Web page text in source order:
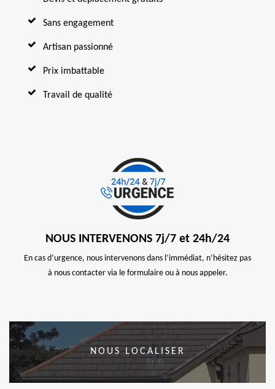
Sans engagement
Artisan passionné
Prix imbattable
Travail de qualité
NOUS INTERVENONS 7j/7 et 24h/24
En cas d’urgence, nous intervenons dans l’immédiat, n’hésitez pas
à nous contacter via le formulaire ou à nous appeler.
NOUS LOCALISER